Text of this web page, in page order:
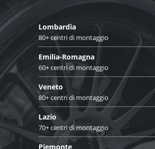
Lombardia
80+ centri di montaggio
Emilia-Romagna
60+ centri di montaggio
Veneto
80+ centri di montaggio
Lazio
70+ centri di montaggio
Piemonte